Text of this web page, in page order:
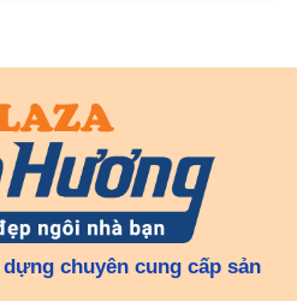
chuyên cung cấp sản